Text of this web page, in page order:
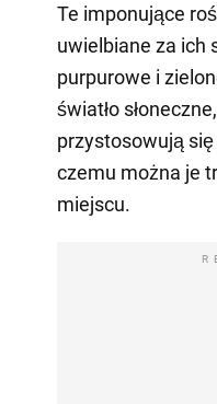
Te imponujące
uwielbiane za ich
purpurowe i
światło
przystosowują
czemu można je
miejscu.